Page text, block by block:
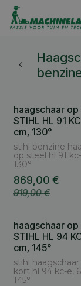
Overslaan naar
haagschaar
STIHL HL 91
cm, 130°
stihl benzine
op steel hl 91
130°
869,00 €
919,00€
haagschaar
STIHL HL 94
cm, 145°
stihl
kort hl 94 kc-e,
145°